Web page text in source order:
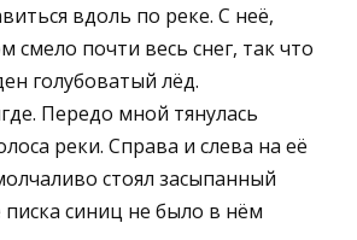
вдоль по реке. С неё,
смело почти весь снег, так что
голубоватый лёд.
Передо мной тянулась
реки. Справа и слева на её
стоял засыпанный
писка синиц не было в нём